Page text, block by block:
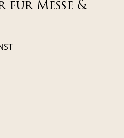
für Messe &